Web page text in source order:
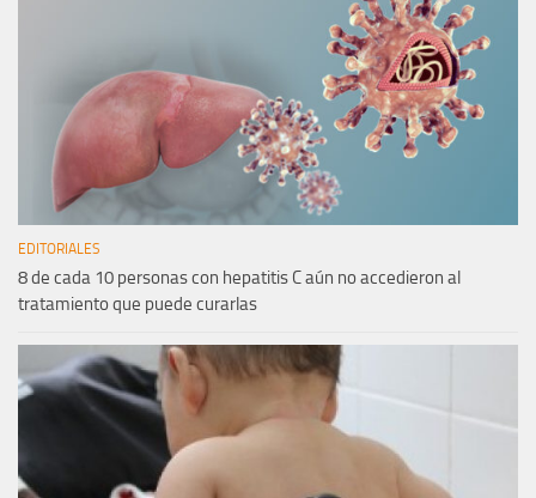
EDITORIALES
8 de cada 10 personas con hepatitis C aún no accedieron al
tratamiento que puede curarlas